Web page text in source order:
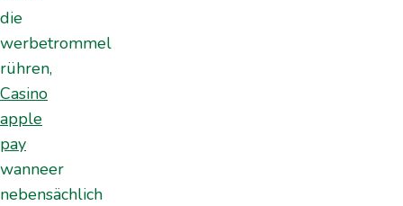
die
werbetrommel
rühren,
Casino
apple
pay
wanneer
nebensächlich